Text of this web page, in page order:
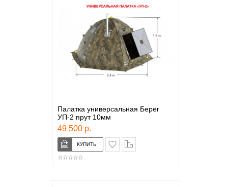
Палатка универсальная Берег
УП-2 прут 10мм
49 500 р.
в закладки